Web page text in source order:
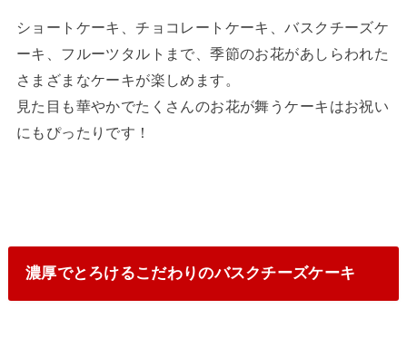
ショートケーキ、チョコレートケーキ、バスクチーズケ
ーキ、フルーツタルトまで、季節のお花があしらわれた
さまざまなケーキが楽しめます。
見た目も華やかでたくさんのお花が舞うケーキはお祝い
にもぴったりです！
濃厚でとろけるこだわりのバスクチーズケーキ